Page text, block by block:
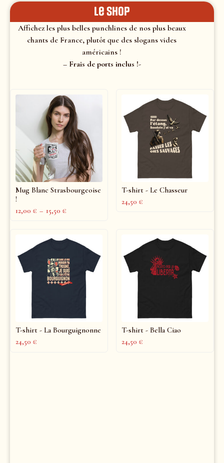
le shop
Affichez les plus belles punchlines de nos plus beaux
chants de France, plutôt que des slogans vides
américains !
– Frais de ports inclus !-
Mug Blanc Strasbourgeoise
!
12,00 € – 15,50 €
T-shirt - Le Chasseur
24,50 €
T-shirt - La Bourguignonne
24,50 €
T-shirt - Bella Ciao
24,50 €